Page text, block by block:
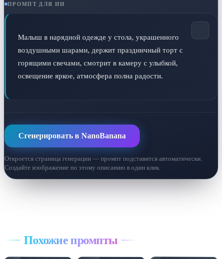
ПРОМПТ ДЛЯ ИИ
Малыш в нарядной одежде у стола, украшенного
воздушными шарами, держит праздничный торт с
горящими свечами, смотрит в камеру с улыбкой,
освещение яркое, атмосфера полна радости.
Сгенерировать в NanoBanana
Откроется страница генерации — промпт подставится автоматически.
Создайте изображение по этому описанию в один клик.
Похожие промпты